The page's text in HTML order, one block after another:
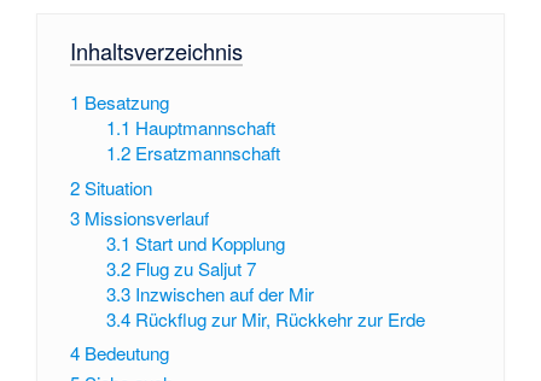
Inhaltsverzeichnis
1 Besatzung
1.1 Hauptmannschaft
1.2 Ersatzmannschaft
2Situation
3 Missionsverlauf
3.1 Start und Kopplung
3.2 Flug zu Saljut 7
3.3 Inzwischen auf der Mir
3.4 Rückflug zur Mir, Rückkehr zur Erde
4 Bedeutung